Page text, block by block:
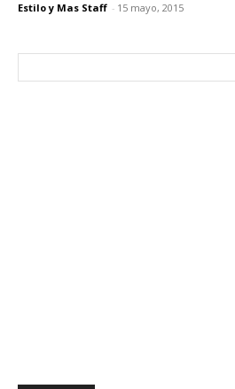
Estilo y Mas Staff - 15 mayo, 2015